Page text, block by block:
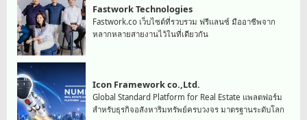
Fastwork Technologies
Fastwork.co เว็บไซต์ที่รวบรวม ฟรีแลนซ์ มืออาชีพจาก
หลากหลายสายงานไว้ในที่เดียวกัน
Icon Framework co.,Ltd.
Global Standard Platform for Real Estate แพลตฟอร์ม
สำหรับธุรกิจอสังหาริมทรัพย์ครบวงจร มาตรฐานระดับโลก